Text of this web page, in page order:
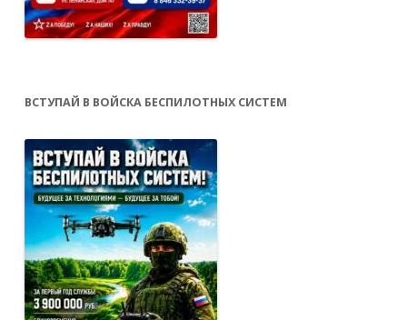
ВСТУПАЙ В ВОЙСКА БЕСПИЛОТНЫХ СИСТЕМ